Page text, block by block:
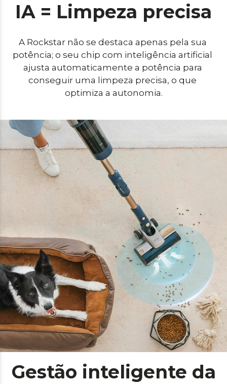
IA = Limpeza precisa
A Rockstar não se destaca apenas pela sua
potência; o seu chip com inteligência artificial
ajusta automaticamente a potência para
conseguir uma limpeza precisa, o que
optimiza a autonomia.
Gestão inteligente da